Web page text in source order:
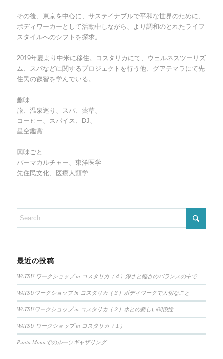
その後、東京を中心に、サステイナブルで平和な世界のために、
ボディワーカーとして活動中しながら、より調和のとれたライフ
スタイルへのシフトを探求。
2019年夏より中米に移住。コスタリカにて、ウェルネスツーリズ
ム、スパなどに関するプロジェクトを行う他、グアテマラにて先
住民の叡智を学んでいる。
趣味:
旅、温泉巡り、スパ、薬草、
コーヒー、スパイス、DJ、
星空鑑賞
興味ごと:
パーマカルチャー、東洋医学
先住民文化、医療人類学
最近の投稿
WATSU ワークショップ in コスタリカ（４）深さと軽さのバランスの中で
WATSUワークショップ in コスタリカ（３）ボディワークで大切なこと
WATSUワークショップ in コスタリカ（２）水との新しい関係性
WATSU ワークショップ in コスタリカ（１）
Punta Monaでのルーツギャザリング